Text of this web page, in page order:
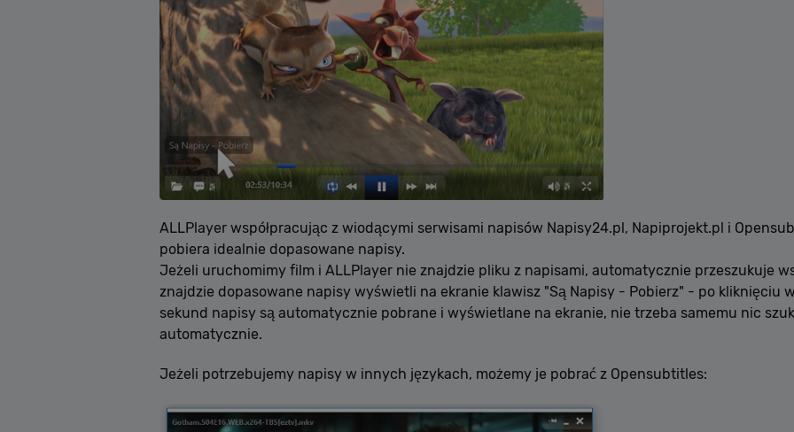
ALLPlayer współpracując z wiodącymi serwisami napisów Napisy24.pl, Napiprojekt.pl i
pobiera idealnie dopasowane napisy.
Jeżeli uruchomimy film i ALLPlayer nie znajdzie pliku z napisami, automatycznie przeszukuje
znajdzie dopasowane napisy wyświetli na ekranie klawisz "Są Napisy - Pobierz" - po kliknięciu
sekund napisy są automatycznie pobrane i wyświetlane na ekranie, nie trzeba samemu nic
automatycznie.
Jeżeli potrzebujemy napisy w innych językach, możemy je pobrać z Opensubtitles: